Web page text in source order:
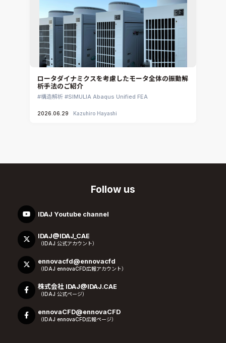
ロータダイナミクスを考慮したモータ全体の振動解
析手法のご紹介
構造解析 SIMULIA Abaqus Unified FEA
2026.06.29 Kazuhiro Hayashi
Follow us
IDAJ Youtube channel
IDAJ@IDAJ_CAE
（IDAJ 公式アカウント）
ennovacfd@ennovacfd
（IDAJ ennovaCFD広報アカウント）
株式会社 IDAJ@IDAJ.CAE
（IDAJ 公式ページ）
ennovaCFD@ennovaCFD
（IDAJ ennovaCFD広報ページ）